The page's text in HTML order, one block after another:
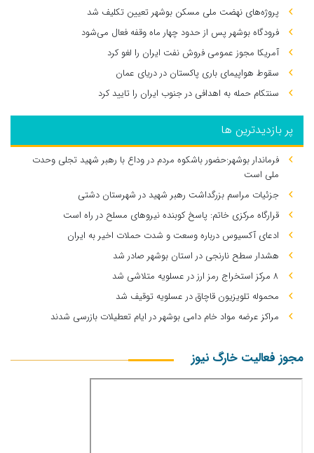
پروژه‌های نهضت ملی مسکن بوشهر تعیین تکلیف شد
فرودگاه بوشهر پس از حدود چهار ماه وقفه فعال می‌شود
آمریکا مجوز عمومی فروش نفت ایران را لغو کرد
سقوط هواپیمای باری پاکستان در دریای عمان
سنتکام حمله به اهدافی در جنوب ایران را تایید کرد
پر بازدیدترین ها
فرماندار بوشهر:حضور باشکوه مردم در وداع با رهبر شهید تجلی وحدت
ملی است
جزئیات مراسم بزرگداشت رهبر شهید در شهرستان دشتی
قرارگاه مرکزی خاتم: پاسخ کوبنده نیروهای مسلح در راه است
ادعای آکسیوس درباره وسعت و شدت حملات اخیر به ایران
هشدار سطح نارنجی در استان بوشهر صادر شد
۸ مرکز استخراج رمز ارز در عسلویه متلاشی شد
محموله تلویزیون قاچاق در عسلویه توقیف شد
مراکز عرضه مواد خام دامی بوشهر در ایام تعطیلات بازرسی شدند
مجوز فعالیت خارگ نیوز